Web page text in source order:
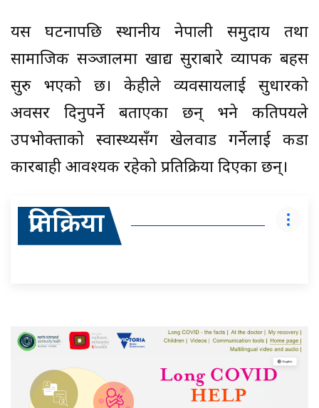
यस घटनापछि स्थानीय नेपाली समुदाय तथा
सामाजिक सञ्जालमा खाद्य सुरक्षाबारे व्यापक बहस
सुरु भएको छ। केहीले व्यवसायलाई सुधारको
अवसर दिनुपर्ने बताएका छन् भने कतिपयले
उपभोक्ताको स्वास्थ्यसँग खेलवाड गर्नेलाई कडा
कारबाही आवश्यक रहेको प्रतिक्रिया दिएका छन्।
प्रतिक्रिया